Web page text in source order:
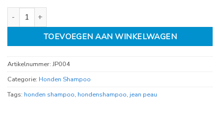
Jean peau Conditie Shampoo 200ml aantal
TOEVOEGEN AAN WINKELWAGEN
Artikelnummer:JP004
Categorie: Honden Shampoo
Tags: honden shampoo, hondenshampoo, jean peau